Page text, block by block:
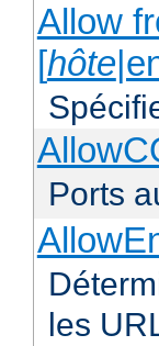
Allow
[hôte
Ports
les